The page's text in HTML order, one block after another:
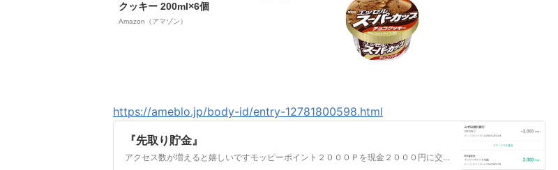
クッキー 200ml×6個
Amazon（アマゾン）
https://ameblo.jp/body-id/entry-12781800598.html
『先取り貯金』
アクセス数が増えると嬉しいですモッピーポイント２０００Ｐを現金２０００円に交換しましたモッピー友達紹介初心者でも安心！ポイ活応援サービス モッピーで“ポイ活”…